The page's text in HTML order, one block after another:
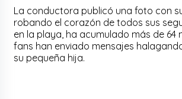
La conductora publicó una foto con
robando el corazón de todos sus
en la playa, ha acumulado más de 64
fans han enviado mensajes
su pequeña hija.